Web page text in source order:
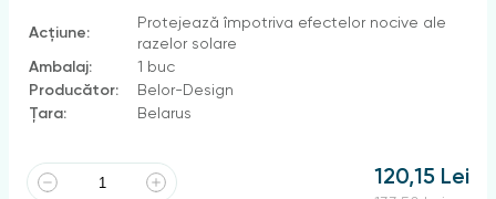
Acțiune:
Protejează împotriva efectelor nocive ale
razelor solare
Ambalaj:
1 buc
Producător:
Belor-Design
Țara:
Belarus
120,15 Lei